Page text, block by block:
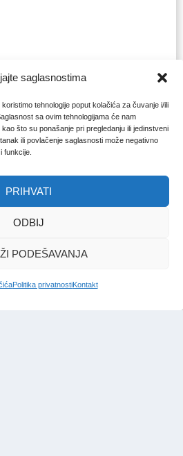
saglasnostima
tehnologije poput kolačića za čuvanje i/ili
sa ovim tehnologijama će nam
što su ponašanje pri pregledanju ili jedinstveni
ili povlačenje saglasnosti može negativno
funkcije.
PRIHVATI
ODBIJ
PODEŠAVANJA
Politika privatnostiKontakt